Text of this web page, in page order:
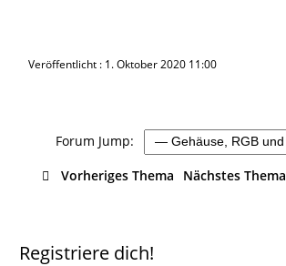
Veröffentlicht : 1. Oktober 2020 11:00
Forum Jump:
Vorheriges Thema
Nächstes Thema
Registriere dich!